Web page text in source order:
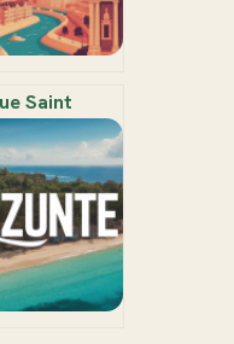
Saint
de Pest :
secrets et
pour la